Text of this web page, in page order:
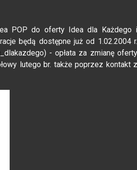
POP do oferty Idea dla Każdego i
będą dostępne już od 1.02.2004 r.
- opłata za zmianę oferty
lutego br. także poprzez kontakt z